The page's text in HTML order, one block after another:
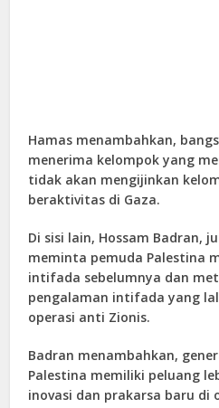
Hamas menambahkan,
menerima kelompok yang
tidak akan mengijinkan
beraktivitas di Gaza.
Di sisi lain, Hossam Badran,
meminta pemuda Palestina
intifada sebelumnya dan
pengalaman intifada yang
operasi anti Zionis.
Badran menambahkan,
Palestina memiliki peluang
inovasi dan prakarsa baru di